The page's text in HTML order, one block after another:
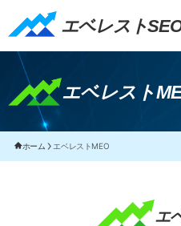
エベレスト
エベレストSEO｜TOP
エベレスト
ホーム エベレストMEO
エ